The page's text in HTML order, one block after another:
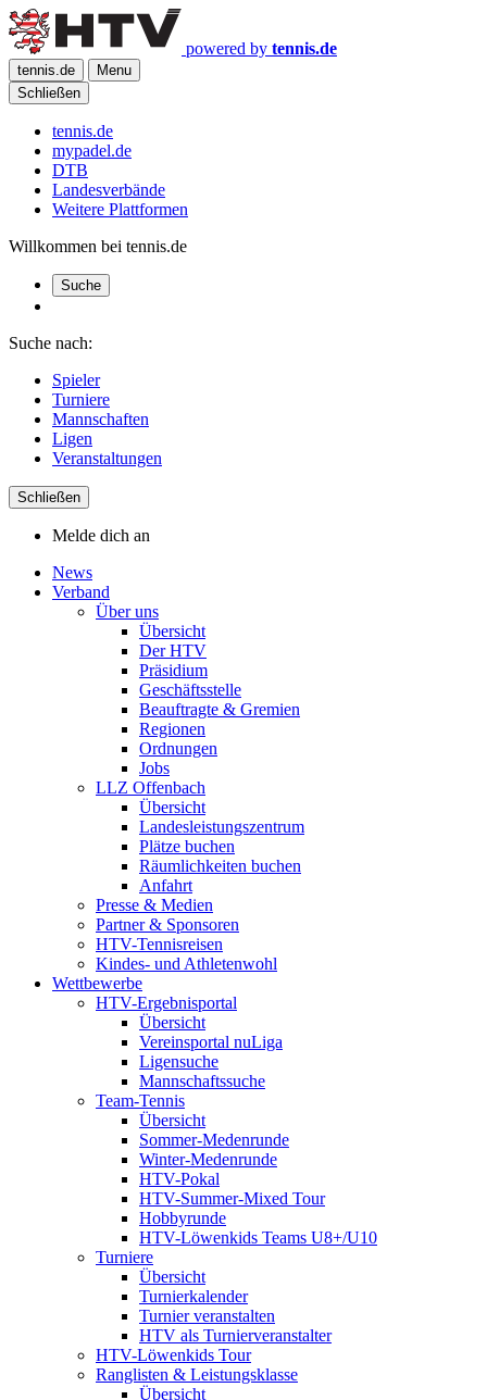
powered by tennis.de
tennis.de
Menu
Schließen
tennis.de
mypadel.de
DTB
Landesverbände
Weitere Plattformen
Willkommen bei tennis.de
Suche
Suche nach:
Spieler
Turniere
Mannschaften
Ligen
Veranstaltungen
Schließen
Melde dich an
News
Verband
Über uns
Übersicht
Der HTV
Präsidium
Geschäftsstelle
Beauftragte & Gremien
Regionen
Ordnungen
Jobs
LLZ Offenbach
Übersicht
Landesleistungszentrum
Plätze buchen
Räumlichkeiten buchen
Anfahrt
Presse & Medien
Partner & Sponsoren
HTV-Tennisreisen
Kindes- und Athletenwohl
Wettbewerbe
HTV-Ergebnisportal
Übersicht
Vereinsportal nuLiga
Ligensuche
Mannschaftssuche
Team-Tennis
Übersicht
Sommer-Medenrunde
Winter-Medenrunde
HTV-Pokal
HTV-Summer-Mixed Tour
Hobbyrunde
HTV-Löwenkids Teams U8+/U10
Turniere
Übersicht
Turnierkalender
Turnier veranstalten
HTV als Turnierveranstalter
HTV-Löwenkids Tour
Ranglisten & Leistungsklasse
Übersicht